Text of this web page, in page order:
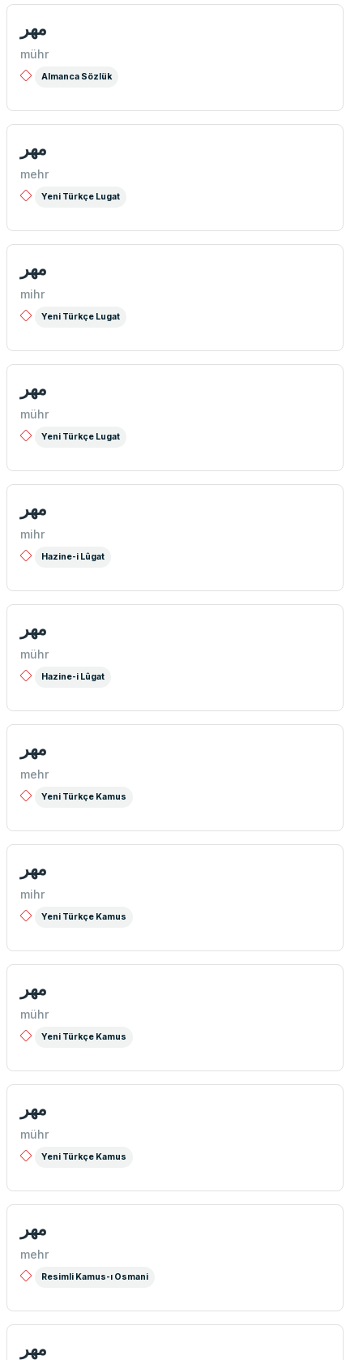
مهر
mühr
Almanca Sözlük
مهر
mehr
Yeni Türkçe Lugat
مهر
mihr
Yeni Türkçe Lugat
مهر
mühr
Yeni Türkçe Lugat
مهر
mihr
Hazine-i Lûgat
مهر
mühr
Hazine-i Lûgat
مهر
mehr
Yeni Türkçe Kamus
مهر
mihr
Yeni Türkçe Kamus
مهر
mühr
Yeni Türkçe Kamus
مهر
mühr
Yeni Türkçe Kamus
مهر
mehr
Resimli Kamus-ı Osmani
مهر